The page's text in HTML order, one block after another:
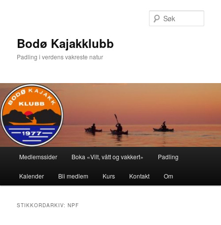
Bodø Kajakklubb
Padling i verdens vakreste natur
Medlemssider Boka «Vilt, vått og vakkert» Padling
Kalender Bli medlem Kurs Kontakt Om
STIKKORDARKIV:NPF